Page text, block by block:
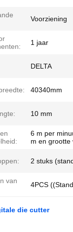
Voorziening
1 jaar
DELTA
40340mm
10 mm
6 m per
m en grootte
2 stuks
van
4PCS
die cutter